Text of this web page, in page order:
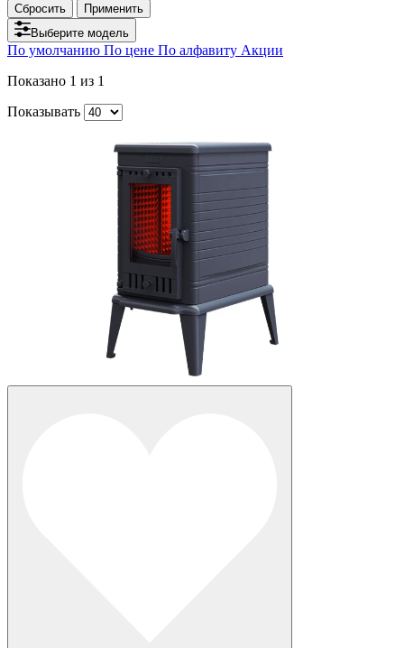
Сбросить
Применить
Выберите модель
По умолчанию По цене По алфавиту Акции
Показано 1 из 1
Показывать